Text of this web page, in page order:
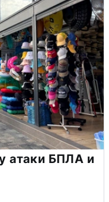
атаки БПЛА и